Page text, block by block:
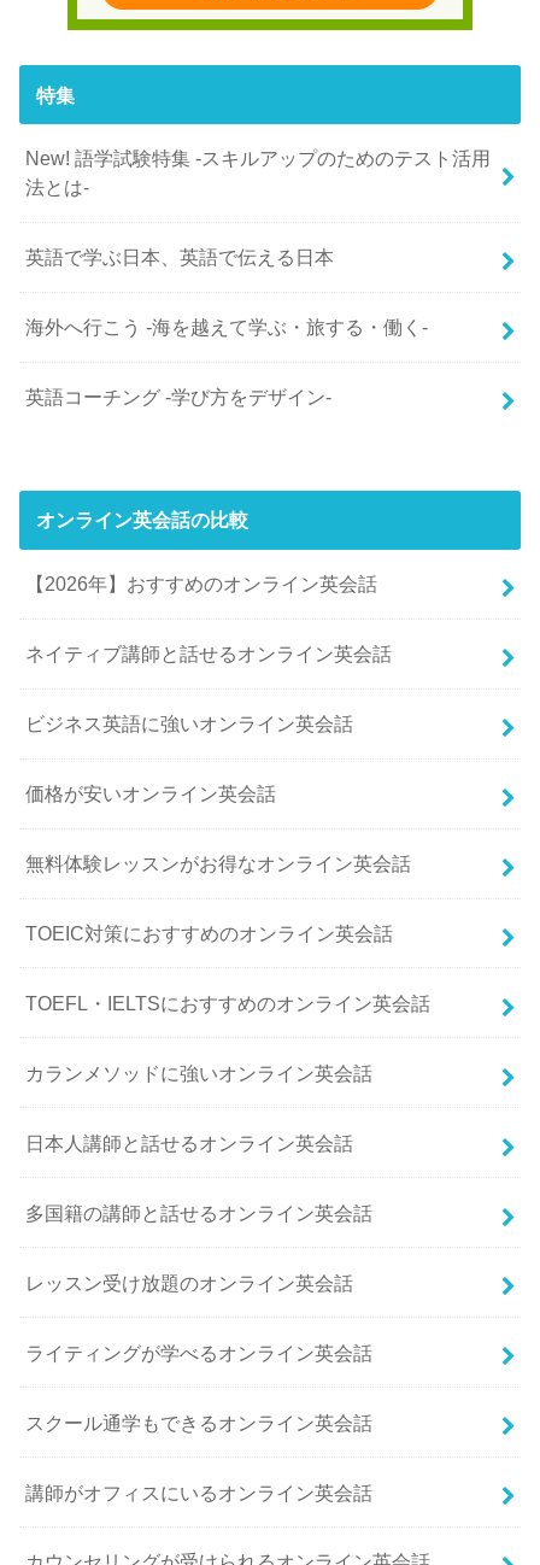
特集
New! 語学試験特集 -スキルアップのためのテスト活用
法とは-
英語で学ぶ日本、英語で伝える日本
海外へ行こう -海を越えて学ぶ・旅する・働く-
英語コーチング -学び方をデザイン-
オンライン英会話の比較
【2026年】おすすめのオンライン英会話
ネイティブ講師と話せるオンライン英会話
ビジネス英語に強いオンライン英会話
価格が安いオンライン英会話
無料体験レッスンがお得なオンライン英会話
TOEIC対策におすすめのオンライン英会話
TOEFL・IELTSにおすすめのオンライン英会話
カランメソッドに強いオンライン英会話
日本人講師と話せるオンライン英会話
多国籍の講師と話せるオンライン英会話
レッスン受け放題のオンライン英会話
ライティングが学べるオンライン英会話
スクール通学もできるオンライン英会話
講師がオフィスにいるオンライン英会話